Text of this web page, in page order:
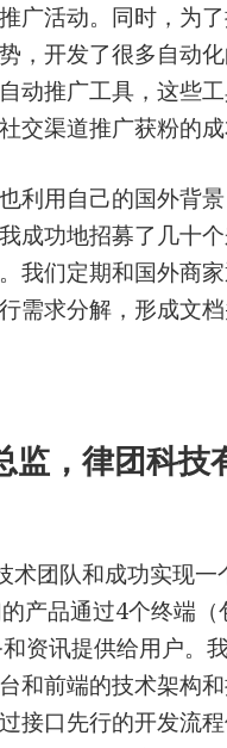
广活动。同时，为
，开发了很多自动
动推广工具，这些
交渠道推广获粉的成
利用自己的国外背
成功地招募了几十
我们定期和国外商
需求分解，形成文
监，律团科技
术团队和成功实现
产品通过4个终端（
资讯提供给用户。
和前端的技术架构
接口先行的开发流